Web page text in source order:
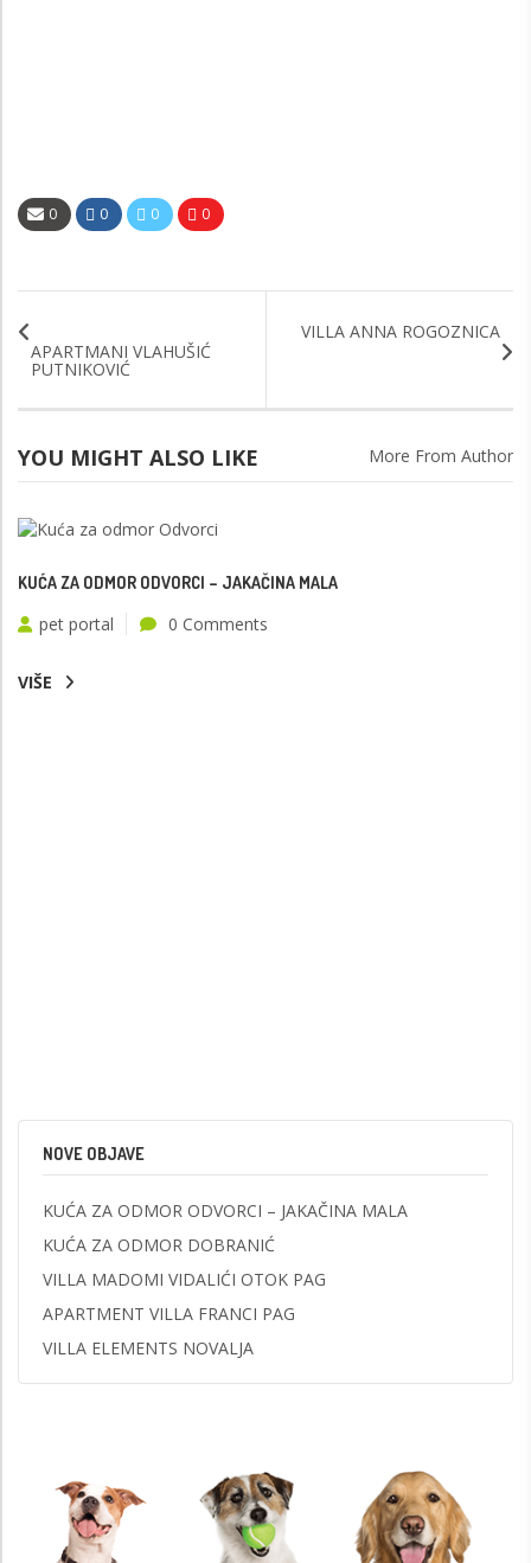
0 0 0 0
APARTMANI VLAHUŠIĆ
PUTNIKOVIĆ
VILLA ANNA ROGOZNICA
YOU MIGHT ALSO LIKE More From Author
KUĆA ZA ODMOR ODVORCI – JAKAČINA MALA
pet portal 0 Comments
VIŠE
NOVE OBJAVE
KUĆA ZA ODMOR ODVORCI – JAKAČINA MALA
KUĆA ZA ODMOR DOBRANIĆ
VILLA MADOMI VIDALIĆI OTOK PAG
APARTMENT VILLA FRANCI PAG
VILLA ELEMENTS NOVALJA